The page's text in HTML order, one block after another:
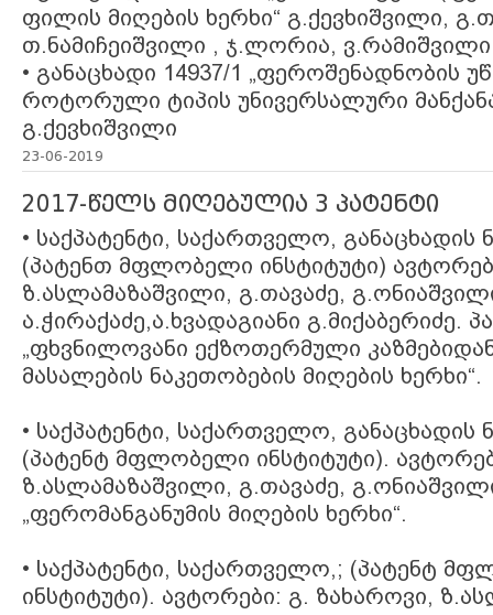
ფილის მიღების ხერხი“ გ.ქევხიშვილი,
თ.ნამიჩეიშვილი , ჯ.ლორია, ვ.რამიშვილი
• განაცხადი 14937/1 „ფეროშენადნობის
როტორული ტიპის უნივერსალური
გ.ქევხიშვილი
23-06-2019
2017-წელს მიღებულია 3 პატენტი
• საქპატენტი, საქართველო, განაცხადის
(პატენთ მფლობელი ინსტიტუტი)
ზ.ასლამაზაშვილი, გ.თავაძე,
ა.ჭირაქაძე,ა.ხვადაგიანი გ.მიქაბერიძე.
„ფხვნილოვანი ექზოთერმული
მასალების ნაკეთობების მიღების ხერხი“.
• საქპატენტი, საქართველო, განაცხადის
(პატენტ მფლობელი ინსტიტუტი).
ზ.ასლამაზაშვილი, გ.თავაძე,
„ფერომანგანუმის მიღების ხერხი“.
• საქპატენტი, საქართველო,; (პატენტ
ინსტიტუტი). ავტორები: გ. ზახაროვი,